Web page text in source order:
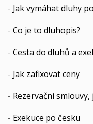
- Jak vymáhat dluhy
- Co je to dluhopis?
- Cesta do dluhů a
- Jak zafixovat ceny
- Rezervační smlouvy,
- Exekuce po česku